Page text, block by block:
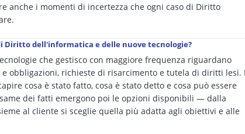
anche i momenti di incertezza che ogni caso di Diritto
dell'informatica e delle nuove tecnologie?
che gestisco con maggiore frequenza riguardano
obbligazioni, richieste di risarcimento e tutela di diritti lesi.
cosa è stato fatto, cosa è stato detto e cosa può essere
dei fatti emergono poi le opzioni disponibili — dalla
al cliente si sceglie quella più adatta agli obiettivi e alle